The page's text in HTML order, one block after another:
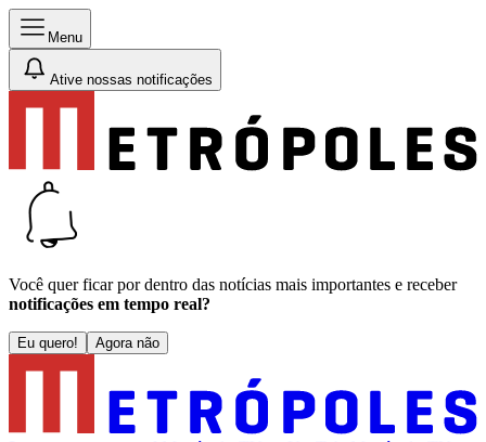
Menu
Ative nossas notificações
Você quer ficar por dentro das notícias mais importantes e receber
notificações em tempo real?
Eu quero! Agora não